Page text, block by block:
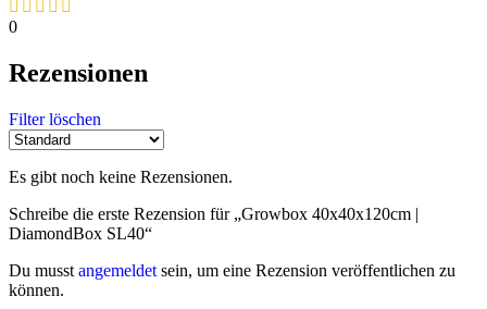
0
Rezensionen
Filter löschen
Es gibt noch keine Rezensionen.
Schreibe die erste Rezension für „Growbox 40x40x120cm |
DiamondBox SL40“
Du musst angemeldet sein, um eine Rezension veröffentlichen zu
können.